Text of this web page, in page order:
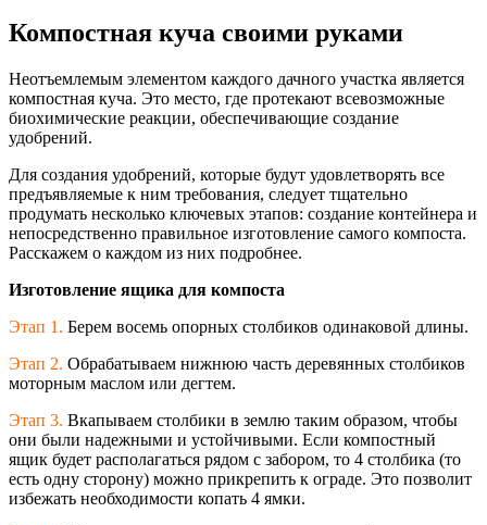
Компостная куча своими руками
Неотъемлемым элементом каждого дачного участка является
компостная куча. Это место, где протекают всевозможные
биохимические реакции, обеспечивающие создание
удобрений.
Для создания удобрений, которые будут удовлетворять все
предъявляемые к ним требования, следует тщательно
продумать несколько ключевых этапов: создание контейнера и
непосредственно правильное изготовление самого компоста.
Расскажем о каждом из них подробнее.
Изготовление ящика для компоста
Этап 1. Берем восемь опорных столбиков одинаковой длины.
Этап 2. Обрабатываем нижнюю часть деревянных столбиков
моторным маслом или дегтем.
Этап 3. Вкапываем столбики в землю таким образом, чтобы
они были надежными и устойчивыми. Если компостный
ящик будет располагаться рядом с забором, то 4 столбика (то
есть одну сторону) можно прикрепить к ограде. Это позволит
избежать необходимости копать 4 ямки.